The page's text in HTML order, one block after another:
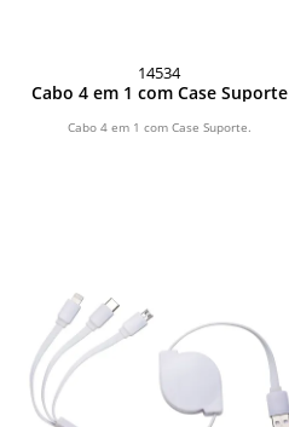
14534
Cabo 4 em 1 com Case Suporte
Cabo 4 em 1 com Case Suporte.